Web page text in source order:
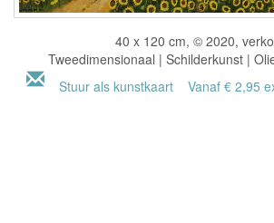
40 x 120 cm, © 2020,
Tweedimensionaal | Schilderkunst |
Stuur als kunstkaart Vanaf € 2,95